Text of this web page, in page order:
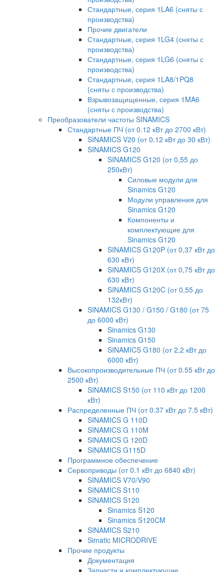
Стандартные, серия 1LA6 (сняты с
производства)
Прочие двигатели
Стандартные, серия 1LG4 (сняты с
производства)
Стандартные, серия 1LG6 (сняты с
производства)
Стандартные, серия 1LA8/1PQ8
(сняты с производства)
Взрывозащищенные, серия 1MA6
(сняты с производства)
Преобразователи частоты SINAMICS
Стандартные ПЧ (от 0.12 кВт до 2700 кВт)
SINAMICS V20 (от 0.12 кВт до 30 кВт)
SINAMICS G120
SINAMICS G120 (от 0,55 до
250кВт)
Силовые модули для
Sinamics G120
Модули управления для
Sinamics G120
Компоненты и
комплектующие для
Sinamics G120
SINAMICS G120P (от 0,37 кВт до
630 кВт)
SINAMICS G120X (от 0,75 кВт до
630 кВт)
SINAMICS G120C (от 0,55 до
132кВт)
SINAMICS G130 / G150 / G180 (от 75
до 6000 кВт)
Sinamics G130
Sinamics G150
SINAMICS G180 (от 2,2 кВт до
6000 кВт)
Высокопроизводительные ПЧ (от 0.55 кВт до
2500 кВт)
SINAMICS S150 (от 110 кВт до 1200
кВт)
Распределенные ПЧ (от 0.37 кВт до 7.5 кВт)
SINAMICS G 110D
SINAMICS G 110M
SINAMICS G 120D
SINAMICS G115D
Программное обеспечение
Сервоприводы (от 0.1 кВт до 6840 кВт)
SINAMICS V70/V90
SINAMICS S110
SINAMICS S120
Sinamics S120
Sinamics S120CM
SINAMICS S210
Simatic MICRODRIVE
Прочие продукты
Документация
Запчасти и комплектующие